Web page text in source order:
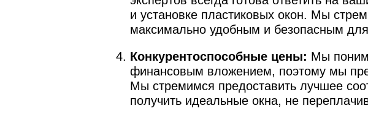
и установке пластиковых окон. Мы
максимально удобным и безопасным
Конкурентоспособные цены: Мы
финансовым вложением, поэтому мы
Мы стремимся предоставить лучшее
получить идеальные окна, не